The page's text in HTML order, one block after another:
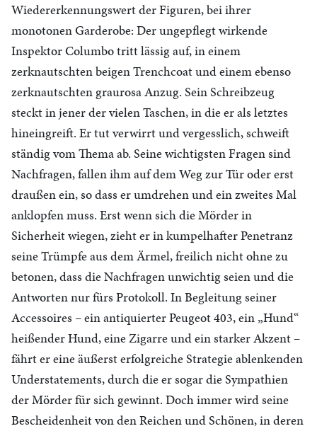
Wiedererkennungswert der Figuren, bei ihrer
monotonen Garderobe: Der ungepflegt wirkende
Inspektor Columbo tritt lässig auf, in einem
zerknautschten beigen Trenchcoat und einem ebenso
zerknautschten graurosa Anzug. Sein Schreibzeug
steckt in jener der vielen Taschen, in die er als letztes
hineingreift. Er tut verwirrt und vergesslich, schweift
ständig vom Thema ab. Seine wichtigsten Fragen sind
Nachfragen, fallen ihm auf dem Weg zur Tür oder erst
draußen ein, so dass er umdrehen und ein zweites Mal
anklopfen muss. Erst wenn sich die Mörder in
Sicherheit wiegen, zieht er in kumpelhafter Penetranz
seine Trümpfe aus dem Ärmel, freilich nicht ohne zu
betonen, dass die Nachfragen unwichtig seien und die
Antworten nur fürs Protokoll. In Begleitung seiner
Accessoires – ein antiquierter Peugeot 403, ein „Hund“
heißender Hund, eine Zigarre und ein starker Akzent –
fährt er eine äußerst erfolgreiche Strategie ablenkenden
Understatements, durch die er sogar die Sympathien
der Mörder für sich gewinnt. Doch immer wird seine
Bescheidenheit von den Reichen und Schönen, in deren